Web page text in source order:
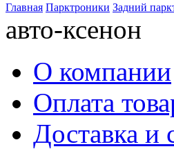
Главная Парктроники Задний
авто-ксенон
О компании
Оплата
Доставка и